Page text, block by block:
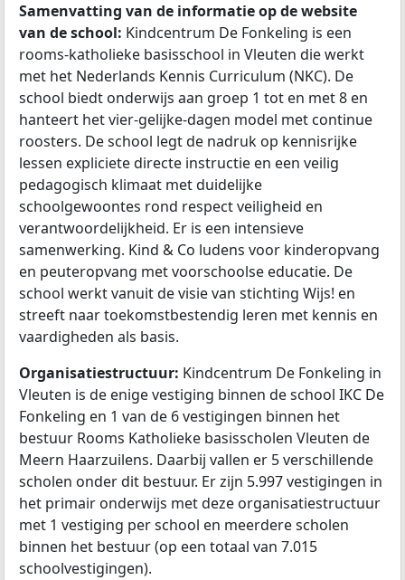
Samenvatting van de informatie op de website
van de school: Kindcentrum De Fonkeling is een
rooms-katholieke basisschool in Vleuten die werkt
met het Nederlands Kennis Curriculum (NKC). De
school biedt onderwijs aan groep 1 tot en met 8 en
hanteert het vier-gelijke-dagen model met continue
roosters. De school legt de nadruk op kennisrijke
lessen expliciete directe instructie en een veilig
pedagogisch klimaat met duidelijke
schoolgewoontes rond respect veiligheid en
verantwoordelijkheid. Er is een intensieve
samenwerking. Kind & Co ludens voor kinderopvang
en peuteropvang met voorschoolse educatie. De
school werkt vanuit de visie van stichting Wijs! en
streeft naar toekomstbestendig leren met kennis en
vaardigheden als basis.
Organisatiestructuur: Kindcentrum De Fonkeling in
Vleuten is de enige vestiging binnen de school IKC De
Fonkeling en 1 van de 6 vestigingen binnen het
bestuur Rooms Katholieke basisscholen Vleuten de
Meern Haarzuilens. Daarbij vallen er 5 verschillende
scholen onder dit bestuur. Er zijn 5.997 vestigingen in
het primair onderwijs met deze organisatiestructuur
met 1 vestiging per school en meerdere scholen
binnen het bestuur (op een totaal van 7.015
schoolvestigingen).